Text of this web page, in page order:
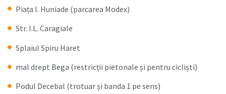
Piața I. Huniade (parcarea Modex)
Str. I.L. Caragiale
Splaiul Spiru Haret
mal drept Bega (restricții pietonale și pentru cicliști)
Podul Decebal (trotuar și banda 1 pe sens)